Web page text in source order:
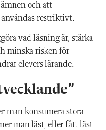
och att
användas restriktivt.
vad läsning är, stärka
minska risken för
elevers lärande.
man konsumera stora
man läst, eller fått läst